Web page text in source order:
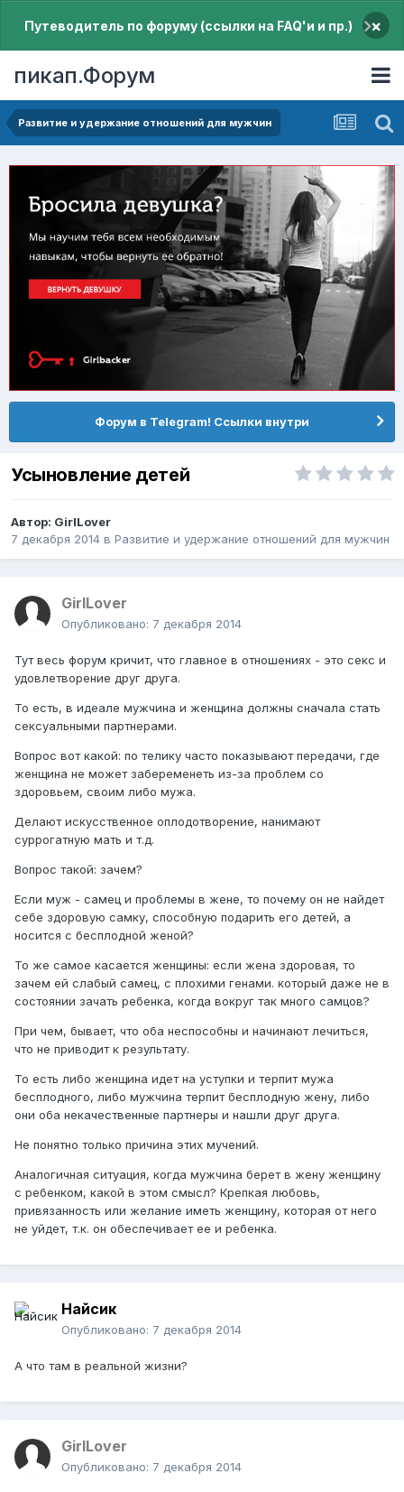
Путеводитель по форуму (ссылки на FAQ'и и пр.) ×
пикап.Форум
Pазвитие и удержание отношений для мужчин
Форум в Telegram! Ссылки внутри
Усыновление детей
Автор: GirlLover
7 декабря 2014 в Pазвитие и удержание отношений для мужчин
GirlLover
Опубликовано: 7 декабря 2014
Тут весь форум кричит, что главное в отношениях - это секс и
удовлетворение друг друга.
То есть, в идеале мужчина и женщина должны сначала стать
сексуальными партнерами.
Вопрос вот какой: по телику часто показывают передачи, где
женщина не может забеременеть из-за проблем со
здоровьем, своим либо мужа.
Делают искусственное оплодотворение, нанимают
суррогатную мать и т.д.
Вопрос такой: зачем?
Если муж - самец и проблемы в жене, то почему он не найдет
себе здоровую самку, способную подарить его детей, а
носится с бесплодной женой?
То же самое касается женщины: если жена здоровая, то
зачем ей слабый самец, с плохими генами. который даже не в
состоянии зачать ребенка, когда вокруг так много самцов?
При чем, бывает, что оба неспособны и начинают лечиться,
что не приводит к результату.
То есть либо женщина идет на уступки и терпит мужа
бесплодного, либо мужчина терпит бесплодную жену, либо
они оба некачественные партнеры и нашли друг друга.
Не понятно только причина этих мучений.
Аналогичная ситуация, когда мужчина берет в жену женщину
с ребенком, какой в этом смысл? Крепкая любовь,
привязанность или желание иметь женщину, которая от него
не уйдет, т.к. он обеспечивает ее и ребенка.
Найсик
Опубликовано: 7 декабря 2014
А что там в реальной жизни?
GirlLover
Опубликовано: 7 декабря 2014